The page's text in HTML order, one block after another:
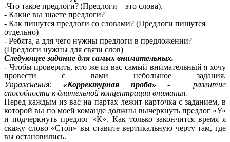
-Что такое предлоги? (Предлоги – это слова).
- Какие вы знаете предлоги?
- Как пишутся предлоги со словами? (Предлоги пишутся
отдельно)
- Ребята, а для чего нужны предлоги в предложении?
(Предлоги нужны для связи слов)
Следующее задание для самых внимательных.
- Чтобы проверить, кто же из вас самый внимательный я хочу
провести с вами небольшое задания.
Упражнения:
«Корректурная проба»-
развитие
способности к длительной концентрации внимания.
Перед каждым из вас на партах лежит карточка с заданием, в
которой вы по моей команде должны вычеркнуть предлог «У»
и подчеркнуть предлог «К». Как только закончится время я
скажу слово «Стоп» вы ставите вертикальную черту там, где
вы остановились.